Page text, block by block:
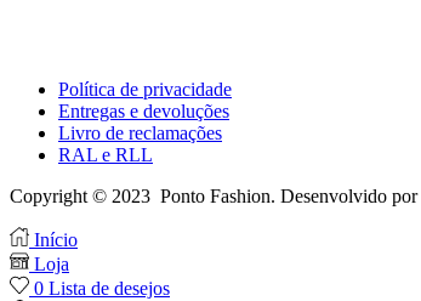
Política de privacidade
Entregas e devoluções
Livro de reclamações
RAL e RLL
Copyright © 2023 Ponto Fashion. Desenvolvido por
Início
Loja
0 Lista de desejos